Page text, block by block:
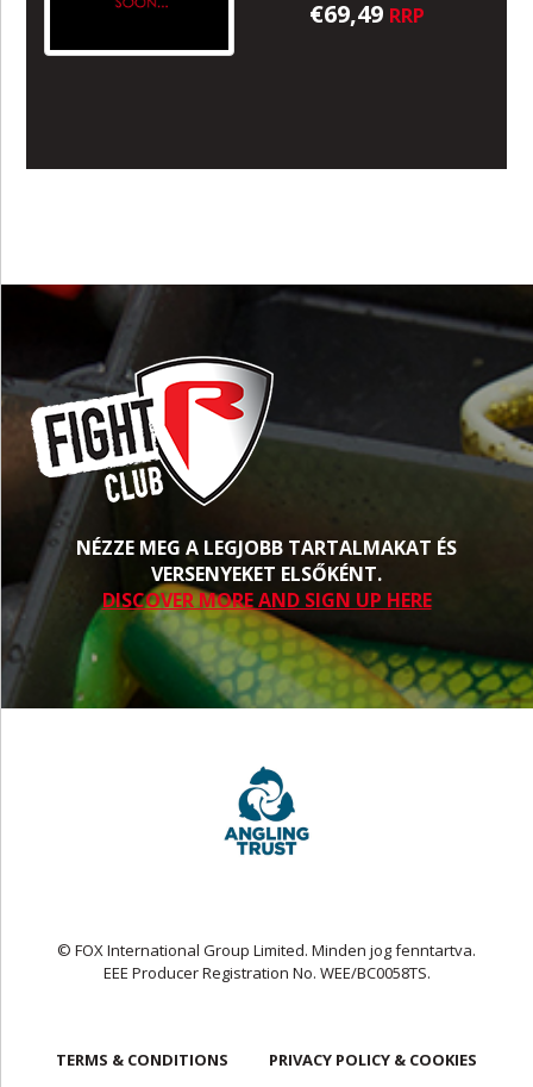
€69,49 RRP
NÉZZE MEG A LEGJOBB TARTALMAKAT ÉS
VERSENYEKET ELSŐKÉNT.
DISCOVER MORE AND SIGN UP HERE
© FOX International Group Limited. Minden jog fenntartva.
EEE Producer Registration No. WEE/BC0058TS.
TERMS & CONDITIONS PRIVACY POLICY & COOKIES